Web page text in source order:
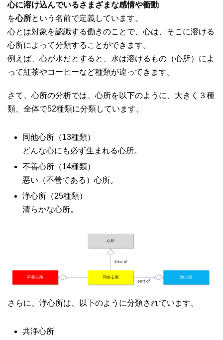
心に溶け込んでいるさまざまな感情や衝動
を心所という名前で定義しています。
心とは対象を認識する働きのことで、心は、そこに溶ける
心所によって分類することができます。
例えば、心が水だとすると、水は溶けるもの（心所）によ
って紅茶やコーヒーなど種類が違ってきます。
さて、心所の分析では、心所を以下のように、大きく３種
類、全体で52種類に分類しています。
同他心所（13種類）
どんな心にも必ず生まれる心所。
不善心所（14種類）
悪い（不善である）心所。
浄心所（25種類）
清らかな心所。
さらに、浄心所は、以下のように分類されています。
共浄心所